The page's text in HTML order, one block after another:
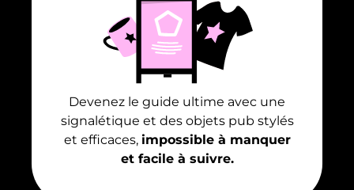
Devenez le guide ultime avec une
signalétique et des objets pub stylés
et efficaces, impossible à manquer
et facile à suivre.